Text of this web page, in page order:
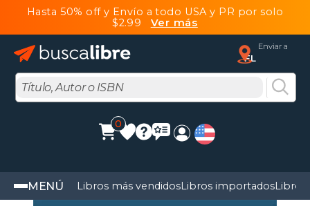
Hasta 50% off y Envío a todo USA y PR por solo
$2.99 Ver más
Enviar a
FL
0
MENÚ Libros más vendidosLibros importadosLibros